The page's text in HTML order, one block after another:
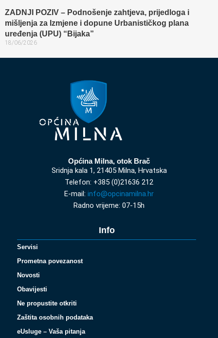
ZADNJI POZIV – Podnošenje zahtjeva, prijedloga i
mišljenja za Izmjene i dopune Urbanističkog plana
uređenja (UPU) “Bijaka”
18/06/2026
Općina Milna, otok Brač
Sridnja kala 1, 21405 Milna, Hrvatska
Telefon: +385 (0)21636 212
E-mail: info@opcinamilna.hr
Radno vrijeme: 07-15h
Info
Servisi
Prometna povezanost
Novosti
Obavijesti
Ne propustite otkriti
Zaštita osobnih podataka
eUsluge – Vaša pitanja